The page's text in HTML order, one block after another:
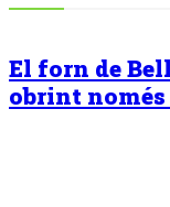
El forn de
obrint només